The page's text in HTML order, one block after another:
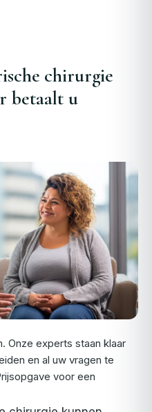
chirurgie
betaalt u
Onze experts staan klaar
en al uw vragen te
voor een